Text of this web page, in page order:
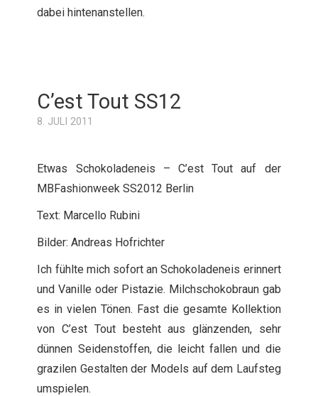
dabei hintenanstellen.
C’est Tout SS12
8. JULI 2011
Etwas Schokoladeneis – C’est Tout auf der
MBFashionweek SS2012 Berlin
Text: Marcello Rubini
Bilder: Andreas Hofrichter
Ich fühlte mich sofort an Schokoladeneis erinnert
und Vanille oder Pistazie. Milchschokobraun gab
es in vielen Tönen. Fast die gesamte Kollektion
von C’est Tout besteht aus glänzenden, sehr
dünnen Seidenstoffen, die leicht fallen und die
grazilen Gestalten der Models auf dem Laufsteg
umspielen.